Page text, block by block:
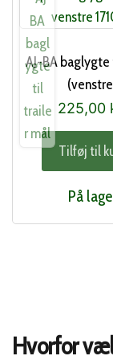
AJ-BA
225,00
Tilføj til
På
Hvorfor